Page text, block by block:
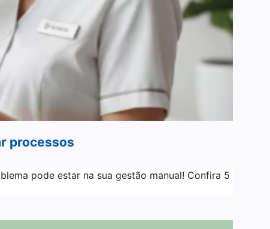
processos
pode estar na sua gestão manual! Confira 5